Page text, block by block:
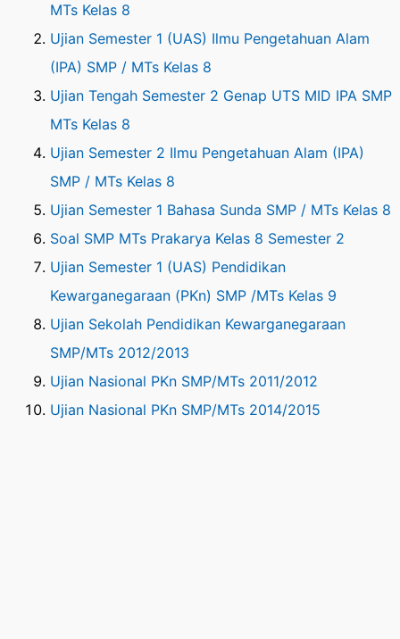
MTs Kelas 8
Ujian Semester 1 (UAS) Ilmu Pengetahuan Alam
(IPA) SMP / MTs Kelas 8
Ujian Tengah Semester 2 Genap UTS MID IPA SMP
MTs Kelas 8
Ujian Semester 2 Ilmu Pengetahuan Alam (IPA)
SMP / MTs Kelas 8
Ujian Semester 1 Bahasa Sunda SMP / MTs Kelas 8
Soal SMP MTs Prakarya Kelas 8 Semester 2
Ujian Semester 1 (UAS) Pendidikan
Kewarganegaraan (PKn) SMP /MTs Kelas 9
Ujian Sekolah Pendidikan Kewarganegaraan
SMP/MTs 2012/2013
Ujian Nasional PKn SMP/MTs 2011/2012
Ujian Nasional PKn SMP/MTs 2014/2015